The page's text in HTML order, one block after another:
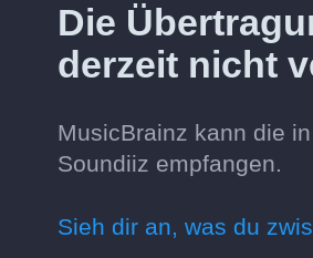
Die
derzeit nicht
MusicBrainz kann die
Soundiiz empfangen.
Sieh dir an, was du